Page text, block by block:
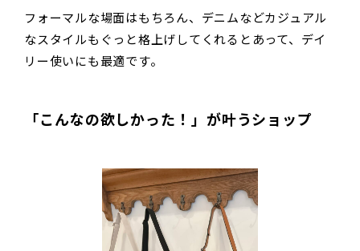
フォーマルな場面はもちろん、デニムなどカジュアル
なスタイルもぐっと格上げしてくれるとあって、デイ
リー使いにも最適です。
「こんなの欲しかった！」が叶うショップ